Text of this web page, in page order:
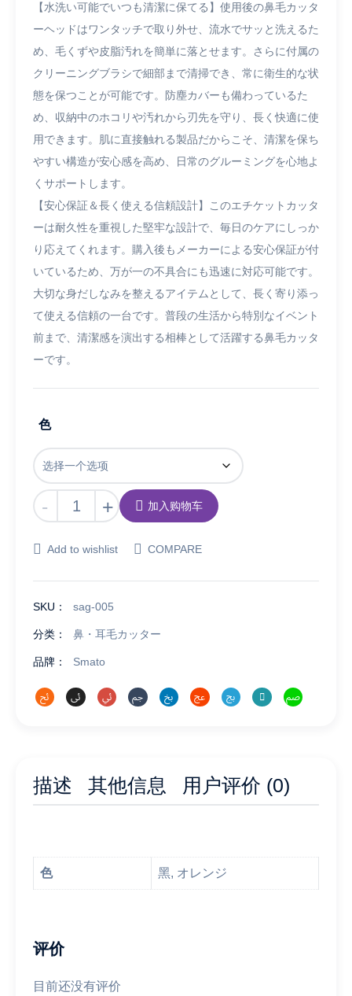
【水洗い可能でいつも清潔に保てる】使用後の鼻毛カッタ
ーヘッドはワンタッチで取り外せ、流水でサッと洗えるた
め、毛くずや皮脂汚れを簡単に落とせます。さらに付属の
クリーニングブラシで細部まで清掃でき、常に衛生的な状
態を保つことが可能です。防塵カバーも備わっているた
め、収納中のホコリや汚れから刃先を守り、長く快適に使
用できます。肌に直接触れる製品だからこそ、清潔を保ち
やすい構造が安心感を高め、日常のグルーミングを心地よ
くサポートします。
【安心保証＆長く使える信頼設計】このエチケットカッタ
ーは耐久性を重視した堅牢な設計で、毎日のケアにしっか
り応えてくれます。購入後もメーカーによる安心保証が付
いているため、万が一の不具合にも迅速に対応可能です。
大切な身だしなみを整えるアイテムとして、長く寄り添っ
て使える信頼の一台です。普段の生活から特別なイベント
前まで、清潔感を演出する相棒として活躍する鼻毛カッタ
ーです。
色
-
【Smato】
ト
ー
鼻
切
数
+ 加入购物车
Add to wishlist COMPARE
SKU： sag-005
分类： 鼻・耳毛カッター
品牌： Smato
描述 其他信息 用户评价 (0)
色 黑, オレンジ
评价
目前还没有评价